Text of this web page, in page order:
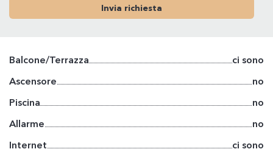
Invia richiesta
Balcone/Terrazza
ci sono
Ascensore
no
Piscina
no
Allarme
no
Internet
ci sono